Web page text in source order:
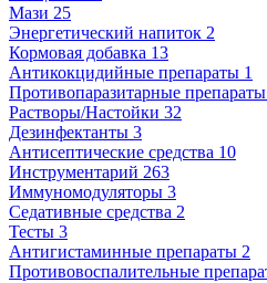
Мази 25
Энергетический напиток 2
Кормовая добавка 13
Антикокцидийные препараты 1
Противопаразитарные препараты
Растворы/Настойки 32
Дезинфектанты 3
Антисептические средства 10
Инструментарий 263
Иммуномодуляторы 3
Седативные средства 2
Тесты 3
Антигистаминные препараты 2
Противовоспалительные